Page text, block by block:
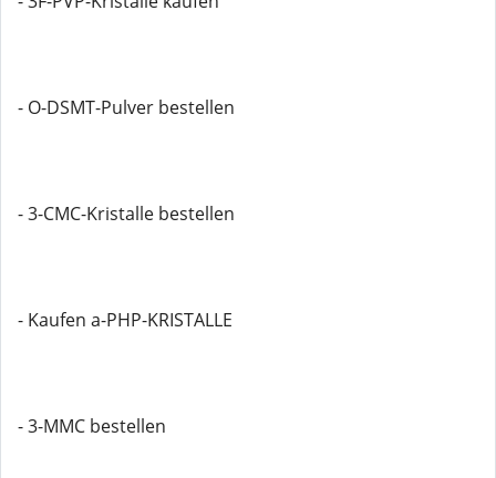
- O-DSMT-Pulver bestellen
- 3-CMC-Kristalle bestellen
- Kaufen a-PHP-KRISTALLE
- 3-MMC bestellen